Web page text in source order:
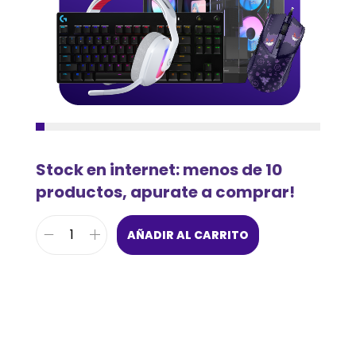
Stock en internet: menos de 10
productos, apurate a comprar!
AÑADIR AL CARRITO